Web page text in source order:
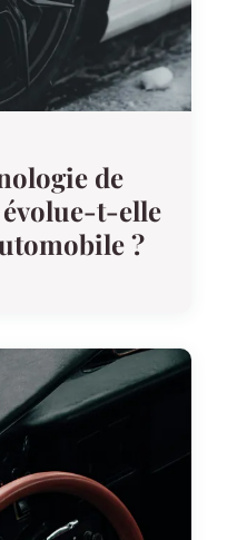
de
évolue-t-elle
?